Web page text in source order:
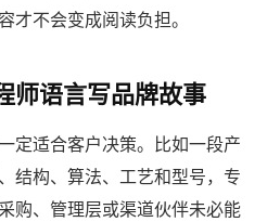
才不会变成阅读负担。
师语言写品牌故事
定适合客户决策。比如一段产
结构、算法、工艺和型号，专
购、管理层或渠道伙伴未必能